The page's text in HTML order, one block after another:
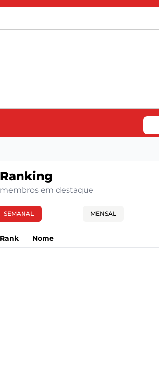
Ranking
membros em destaque
SEMANAL MENSAL
Rank Nome